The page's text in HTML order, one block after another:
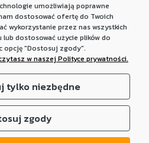
umożliwiają poprawne
dostosować ofertę do Twoich
wykorzystanie przez nas wszystkich
dostosować użycie plików do
opcję "Dostosuj zgody".
w naszej Polityce prywatności.
tylko niezbędne
zgody